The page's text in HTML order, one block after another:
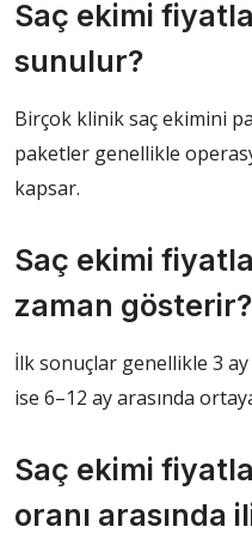
Saç ekimi
sunulur?
Birçok klinik saç ekimini
paketler genellikle
kapsar.
Saç ekimi
zaman gösterir?
İlk sonuçlar genellikle 3
ise 6–12 ay arasında
Saç ekimi
oranı arasında